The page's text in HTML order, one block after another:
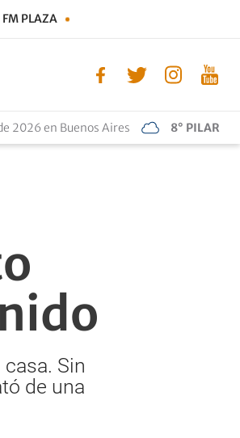
FM PLAZA
2026 en Buenos Aires 8° PILAR
Sin
de una